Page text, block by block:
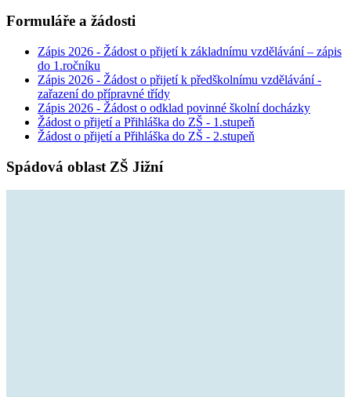
Formuláře a žádosti
Zápis 2026 - Žádost o přijetí k základnímu vzdělávání – zápis
do 1.ročníku
Zápis 2026 - Žádost o přijetí k předškolnímu vzdělávání -
zařazení do přípravné třídy
Zápis 2026 - Žádost o odklad povinné školní docházky
Žádost o přijetí a Přihláška do ZŠ - 1.stupeň
Žádost o přijetí a Přihláška do ZŠ - 2.stupeň
Spádová oblast ZŠ Jižní